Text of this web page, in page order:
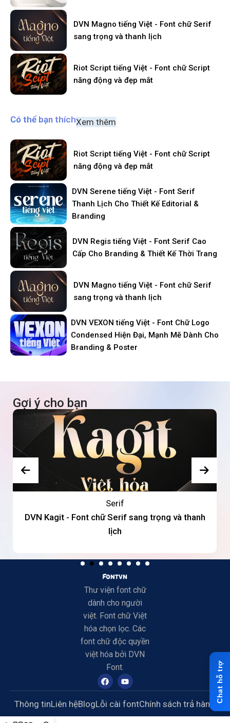
DVN Magno tiếng Việt - Font chữ Serif
sang trọng và thanh lịch
Riot Script tiếng Việt - Font chữ Script
năng động và đẹp mắt
Có thể bạn thíchXem thêm
Riot Script tiếng Việt - Font chữ Script
năng động và đẹp mắt
DVN Serene tiếng Việt - Font Serif
Thanh Lịch Cho Thiết Kế Editorial &
Branding
DVN Regis tiếng Việt - Font Serif Cao
Cấp Cho Branding & Thiết Kế Thời Trang
DVN Magno tiếng Việt - Font chữ Serif
sang trọng và thanh lịch
DVN VEXON tiếng Việt - Font Chữ Logo
Condensed Hiện Đại, Mạnh Mẽ Dành Cho
Branding & Poster
Gợi ý cho bạn
Serif
DVN Kagit - Font chữ Serif sang trọng và thanh
lịch
Thư viện font chữ
dành cho người
việt. Font chữ Việt
hóa chọn lọc. Các
font chữ độc quyền
việt hóa bởi DVN
Font.
Thông tinLiên hệBlogLỗi cài fontChính sách trả hàng